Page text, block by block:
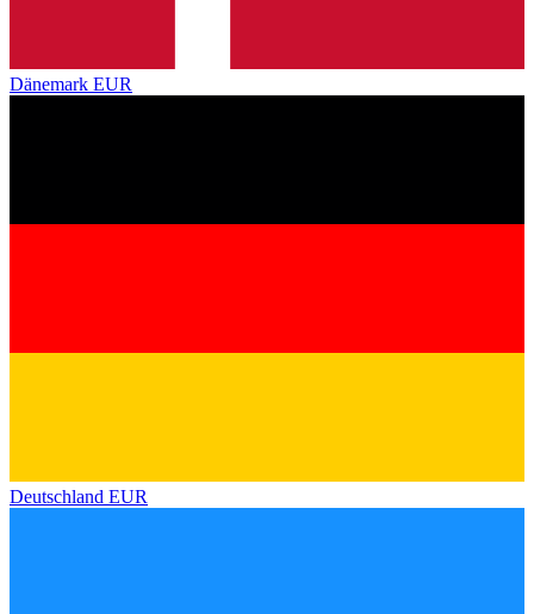
Dänemark EUR
Deutschland EUR